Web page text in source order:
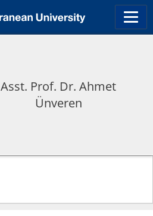
Asst. Prof. Dr. Ahmet
Ünveren